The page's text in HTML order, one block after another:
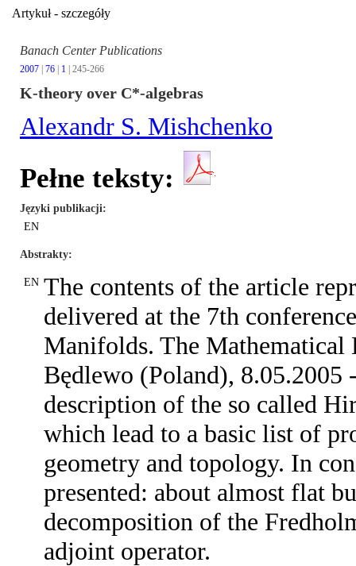
Artykuł - szczegóły
Banach Center Publications
2007 76 1 | 245-266
K-theory over C*-algebras
Alexandr S. Mishchenko
Pełne teksty:
Języki publikacji
EN
Abstrakty
EN The contents of the article
delivered at the 7th
Manifolds. The Mathematical
Będlewo (Poland), 8.05.2005
description of the so called
which lead to a basic list of
geometry and topology. In
presented: about almost flat
decomposition of the
adjoint operator.